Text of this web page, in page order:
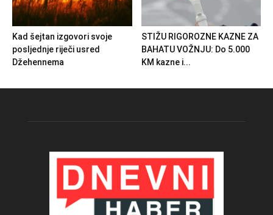
Kad šejtan izgovori svoje
posljednje riječi usred
Džehennema
STIŽU RIGOROZNE KAZNE ZA
BAHATU VOŽNJU: Do 5.000
KM kazne i...